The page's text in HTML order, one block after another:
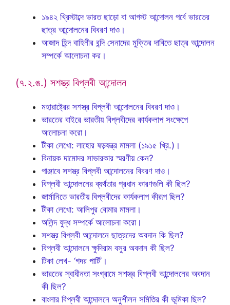
১৯৪২ খ্রিস্টাব্দে ভারত ছাড়ো বা আগস্ট আন্দোলন পর্বে ভারতের
ছাত্র আন্দোলনের বিবরণ দাও।
আজাদ হিন্দ বাহিনীর বন্দি সেনাদের মুক্তির দাবিতে ছাত্র আন্দোলন
সম্পর্কে আলোচনা কর।
(৭.২.ঙ.) সশস্ত্র বিপ্লবী আন্দোলন
মহারাষ্ট্রের সশস্ত্র বিপ্লবী আন্দোলনের বিবরণ দাও।
ভারতের বাইরে ভারতীয় বিপ্লবীদের কার্যকলাপ সংক্ষেপে
আলোচনা করো।
টীকা লেখো: লাহোর ষড়যন্ত্র মামলা (১৯১৫ খ্রি.)।
বিনায়ক দামোদর সাভারকার স্মরণীয় কেন?
পাঞ্জাবে সশস্ত্র বিপ্লবী আন্দোলনের বিবরণ দাও।
বিপ্লবী আন্দোলনের ব্যর্থতার প্রধান কারণগুলি কী ছিল?
জার্মানিতে ভারতীয় বিপ্লবীদের কার্যকলাপ কীরূপ ছিল?
টীকা লেখো: আলিপুর বোমার মামলা।
অলিন্দ যুদ্ধ সম্পর্কে আলোচনা করো।
সশস্ত্র বিপ্লবী আন্দোলনে ছাত্রদের অবদান কি ছিল?
বিপ্লবী আন্দোলনে ক্ষুদিরাম বসুর অবদান কী ছিল?
টিকা লেখ- ‘গদর পার্টি’।
ভারতের স্বাধীনতা সংগ্রামে সশস্ত্র বিপ্লবী আন্দোলনের অবদান
কী ছিল?
বাংলার বিপ্লবী আন্দোলনে অনুশীলন সমিতির কী ভূমিকা ছিল?